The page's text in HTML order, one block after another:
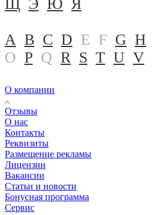
Щ Э Ю Я
A B C D E F G H
O P Q R S T U V
О компании
Отзывы
О нас
Контакты
Реквизиты
Размещение рекламы
Лицензии
Вакансии
Статьи и новости
Бонусная программа
Сервис